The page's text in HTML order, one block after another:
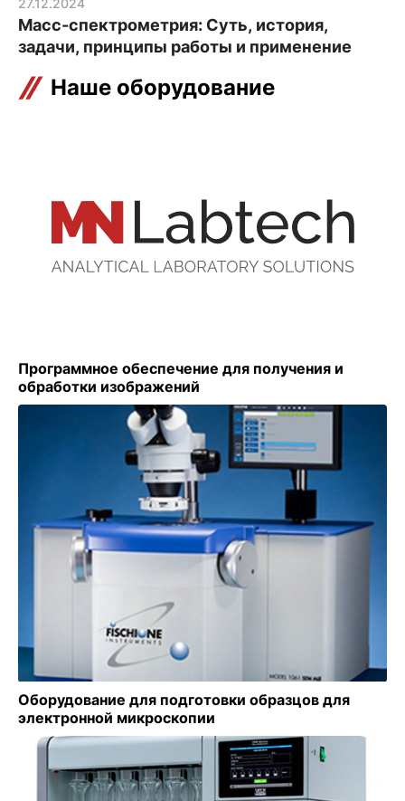
Масс-спектрометрия: Суть, история,
задачи, принципы работы и применение
Наше оборудование
Программное обеспечение для получения и
обработки изображений
Оборудование для подготовки образцов для
электронной микроскопии